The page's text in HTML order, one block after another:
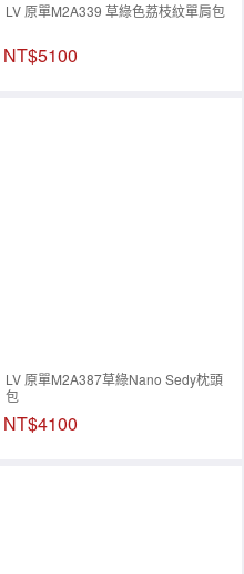
LV 原單M2A339 草綠色荔枝紋單肩包
NT$5100
LV 原單M2A387草綠Nano Sedy枕頭
包
NT$4100